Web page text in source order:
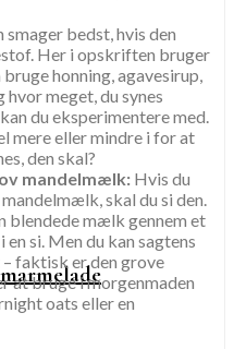
bedst, hvis den
Her i opskriften bruger
honning, agavesirup,
meget, du synes
du eksperimentere med.
mere eller mindre i for at
den skal?
mandelmælk: Hvis du
skal du si den.
blendede mælk gennem et
si. Men du kan sagtens
faktisk er den grove
bruge i morgenmaden
oats eller en